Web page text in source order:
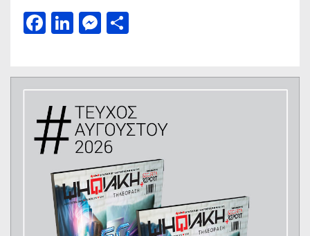
Facebook
LinkedIn
Messenger